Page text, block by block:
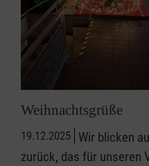
Weihnachtsgrüße
19.12.2025 Wir blicken
zurück, das für unseren